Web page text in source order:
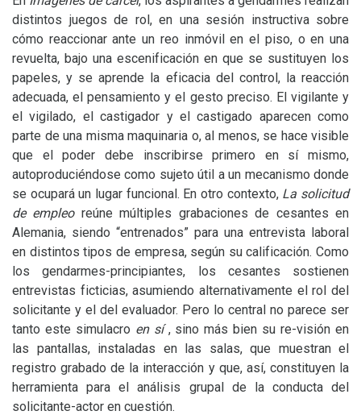
distintos juegos de rol, en una sesión instructiva sobre
cómo reaccionar ante un reo inmóvil en el piso, o en una
revuelta, bajo una escenificación en que se sustituyen los
papeles, y se aprende la eficacia del control, la reacción
adecuada, el pensamiento y el gesto preciso. El vigilante y
el vigilado, el castigador y el castigado aparecen como
parte de una misma maquinaria o, al menos, se hace visible
que el poder debe inscribirse primero en sí mismo,
autoproduciéndose como sujeto útil a un mecanismo donde
se ocupará un lugar funcional. En otro contexto, La solicitud
de empleo reúne múltiples grabaciones de cesantes en
Alemania, siendo “entrenados” para una entrevista laboral
en distintos tipos de empresa, según su calificación. Como
los gendarmes-principiantes, los cesantes sostienen
entrevistas ficticias, asumiendo alternativamente el rol del
solicitante y el del evaluador. Pero lo central no parece ser
tanto este simulacro en sí, sino más bien su re-visión en
las pantallas, instaladas en las salas, que muestran el
registro grabado de la interacción y que, así, constituyen la
herramienta para el análisis grupal de la conducta del
solicitante-actor en cuestión.